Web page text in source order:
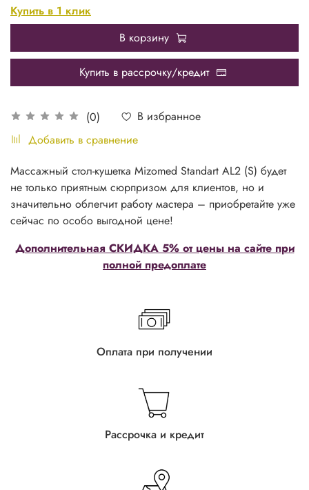
(0)
В избранное
Добавить в сравнение
Купить в 1 клик
В корзину
Купить в рассрочку/кредит
Дополнительная СКИДКА 5% от цены на сайте при
полной предоплате
Массажный стол-кушетка Mizomed Standart AL2 (S) будет
не только приятным сюрпризом для клиентов, но и
значительно облегчит работу мастера – приобретайте уже
сейчас по особо выгодной цене!
Оплата при получении
Рассрочка и кредит